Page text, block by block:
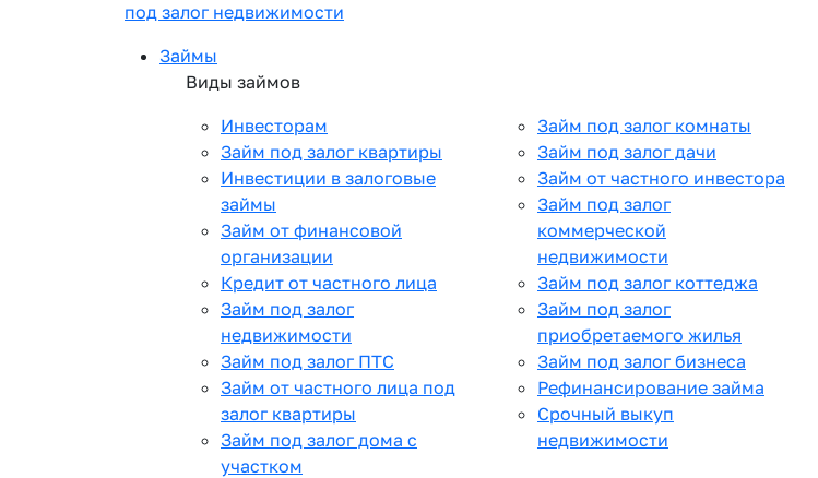
под залог недвижимости
Займы
Виды займов
Инвесторам
Займ под залог квартиры
Инвестиции в залоговые
займы
Займ от финансовой
организации
Кредит от частного лица
Займ под залог
недвижимости
Займ под залог ПТС
Займ от частного лица под
залог квартиры
Займ под залог дома с
участком
Займ под залог комнаты
Займ под залог дачи
Займ от частного инвестора
Займ под залог
коммерческой
недвижимости
Займ под залог коттеджа
Займ под залог
приобретаемого жилья
Займ под залог бизнеса
Рефинансирование займа
Срочный выкуп
недвижимости